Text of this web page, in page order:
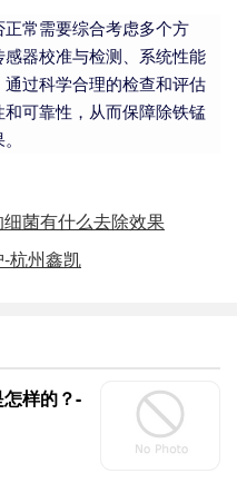
常需要综合考虑多个方
器校准与检测、系统性能
过科学合理的检查和评估
可靠性，从而保障除铁锰
菌有什么去除效果
杭州鑫凯
样的？-